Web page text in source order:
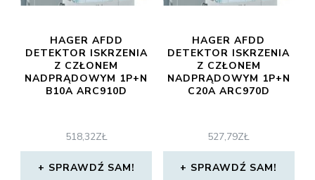
HAGER AFDD
DETEKTOR ISKRZENIA
Z CZŁONEM
NADPRĄDOWYM 1P+N
B10A ARC910D
518,32ZŁ
SPRAWDŹ SAM!
HAGER AFDD
DETEKTOR ISKRZENIA
Z CZŁONEM
NADPRĄDOWYM 1P+N
C20A ARC970D
527,79ZŁ
SPRAWDŹ SAM!